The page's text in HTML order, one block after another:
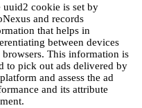
uuid2 cookie is set by
and records
that helps in
between devices
browsers. This information is
to pick out ads delivered by
and assess the ad
and its attribute